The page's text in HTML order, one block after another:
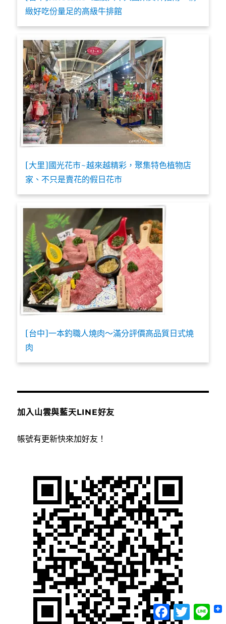
緻好吃份量足的高級牛排館
[大里]國光花市~越來越精彩，聚集特色植物店
家、不只是賣花的假日花市
[台中]一本釣職人燒肉～滿分評價高品質日式燒
肉
加入山雲與藍天LINE好友
帳號有更新快來加好友！
Facebook
Twitter